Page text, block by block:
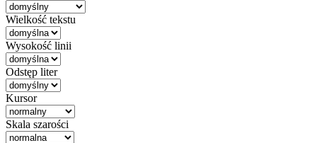
Wielkość tekstu
Wysokość linii
Odstęp liter
Kursor
Skala szarości